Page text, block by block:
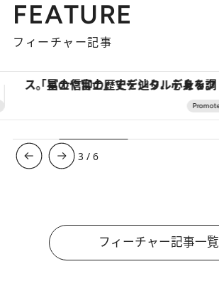
FEATURE
フィーチャー記事
「土佐和ハーブかき氷」がOMO7高知に登場！生姜、山椒、大葉など目にも舌にも涼を呼ぶ郷土の味
3 /6
フィーチャー記事一覧